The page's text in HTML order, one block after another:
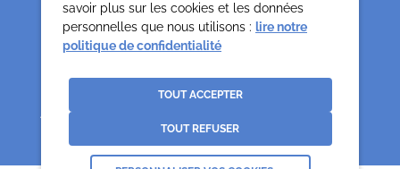
Mentions Légales
Gestion des cookies
Politique de confidentialité et protection des données
Association déclarée no 65/618 du 19.05.65 Reconnues d’Utilité Publique par
décret du 0307.70 paru au J.O. du 12.07.70
savoir plus sur les cookies et les données
personnelles que nous utilisons : lire notre
politique de confidentialité
TOUT ACCEPTER
TOUT REFUSER